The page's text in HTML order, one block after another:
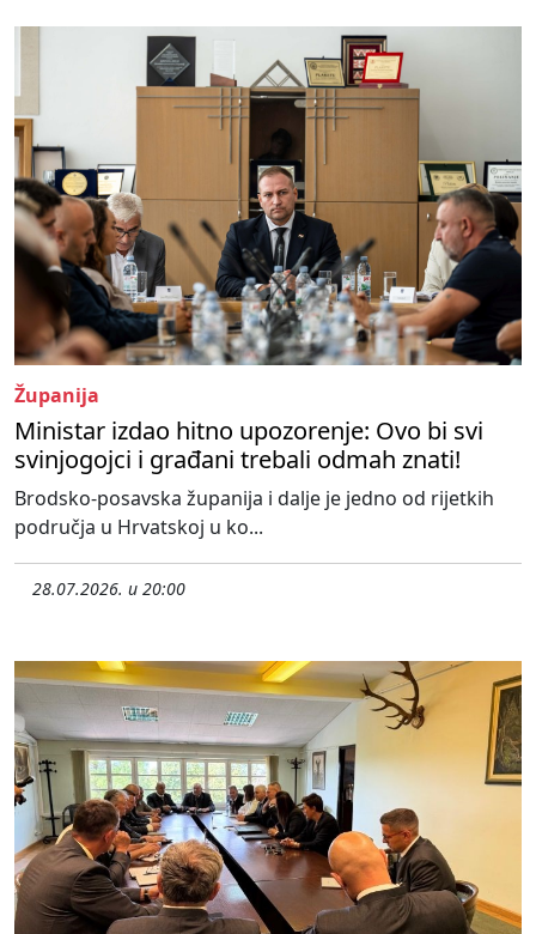
Županija
Ministar izdao hitno upozorenje: Ovo bi svi
svinjogojci i građani trebali odmah znati!
Brodsko-posavska županija i dalje je jedno od rijetkih
područja u Hrvatskoj u ko...
28.07.2026. u 20:00